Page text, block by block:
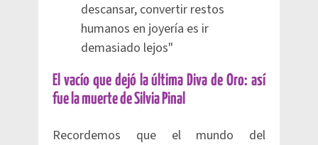
descansar, convertir restos
humanos en joyería es ir
demasiado lejos"
El vacío que dejó la última Diva de Oro: así
fue la muerte de Silvia Pinal
Recordemos que el mundo del